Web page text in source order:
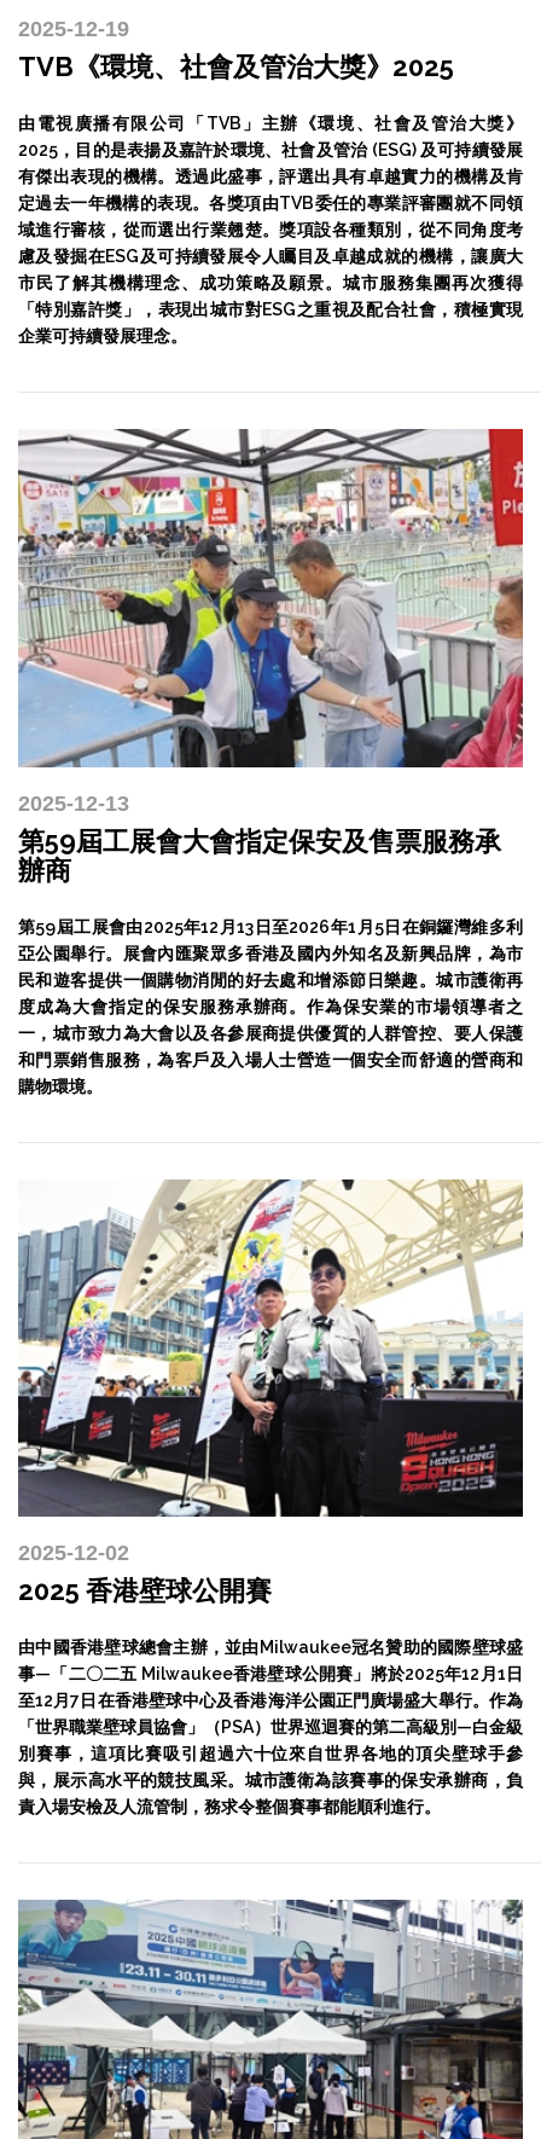
2025-12-19
TVB《環境、社會及管治大獎》2025
由電視廣播有限公司「TVB」主辦《環境、社會及管治大獎》
2025，目的是表揚及嘉許於環境、社會及管治 (ESG) 及可持續發展
有傑出表現的機構。透過此盛事，評選出具有卓越實力的機構及肯
定過去一年機構的表現。各獎項由TVB委任的專業評審團就不同領
域進行審核，從而選出行業翹楚。獎項設各種類別，從不同角度考
慮及發掘在ESG及可持續發展令人矚目及卓越成就的機構，讓廣大
市民了解其機構理念、成功策略及願景。城市服務集團再次獲得
「特別嘉許獎」，表現出城市對ESG之重視及配合社會，積極實現
企業可持續發展理念。
2025-12-13
第59屆工展會大會指定保安及售票服務承
辦商
第59屆工展會由2025年12月13日至2026年1月5日在銅鑼灣維多利
亞公園舉行。展會內匯聚眾多香港及國內外知名及新興品牌，為市
民和遊客提供一個購物消閒的好去處和增添節日樂趣。城市護衛再
度成為大會指定的保安服務承辦商。作為保安業的市場領導者之
一，城市致力為大會以及各參展商提供優質的人群管控、要人保護
和門票銷售服務，為客戶及入場人士營造一個安全而舒適的營商和
購物環境。
2025-12-02
2025 香港壁球公開賽
由中國香港壁球總會主辦，並由Milwaukee冠名贊助的國際壁球盛
事—「二〇二五 Milwaukee香港壁球公開賽」將於2025年12月1日
至12月7日在香港壁球中心及香港海洋公園正門廣場盛大舉行。作為
「世界職業壁球員協會」（PSA）世界巡迴賽的第二高級別—白金級
別賽事，這項比賽吸引超過六十位來自世界各地的頂尖壁球手參
與，展示高水平的競技風采。城市護衛為該賽事的保安承辦商，負
責入場安檢及人流管制，務求令整個賽事都能順利進行。